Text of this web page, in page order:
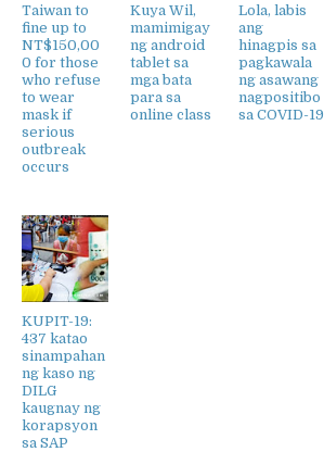
Taiwan to
fine up to
NT$150,00
0 for those
who refuse
to wear
mask if
serious
outbreak
occurs
Kuya Wil,
mamimigay
ng android
tablet sa
mga bata
para sa
online class
Lola, labis
ang
hinagpis sa
pagkawala
ng asawang
nagpositibo
sa COVID-19
KUPIT-19:
437 katao
sinampahan
ng kaso ng
DILG
kaugnay ng
korapsyon
sa SAP